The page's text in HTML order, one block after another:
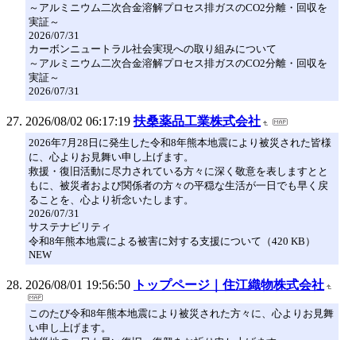
～アルミニウム二次合金溶解プロセス排ガスのCO2分離・回収を
実証～
2026/07/31
カーボンニュートラル社会実現への取り組みについて
～アルミニウム二次合金溶解プロセス排ガスのCO2分離・回収を
実証～
2026/07/31
2026/08/02 06:17:19 扶桑薬品工業株式会社
2026年7月28日に発生した令和8年熊本地震により被災された皆様
に、心よりお見舞い申し上げます。
救援・復旧活動に尽力されている方々に深く敬意を表しますとと
もに、被災者および関係者の方々の平穏な生活が一日でも早く戻
ることを、心より祈念いたします。
2026/07/31
サステナビリティ
令和8年熊本地震による被害に対する支援について（420 KB）
NEW
2026/08/01 19:56:50 トップページ｜住江織物株式会社
このたび令和8年熊本地震により被災された方々に、心よりお見舞
い申し上げます。